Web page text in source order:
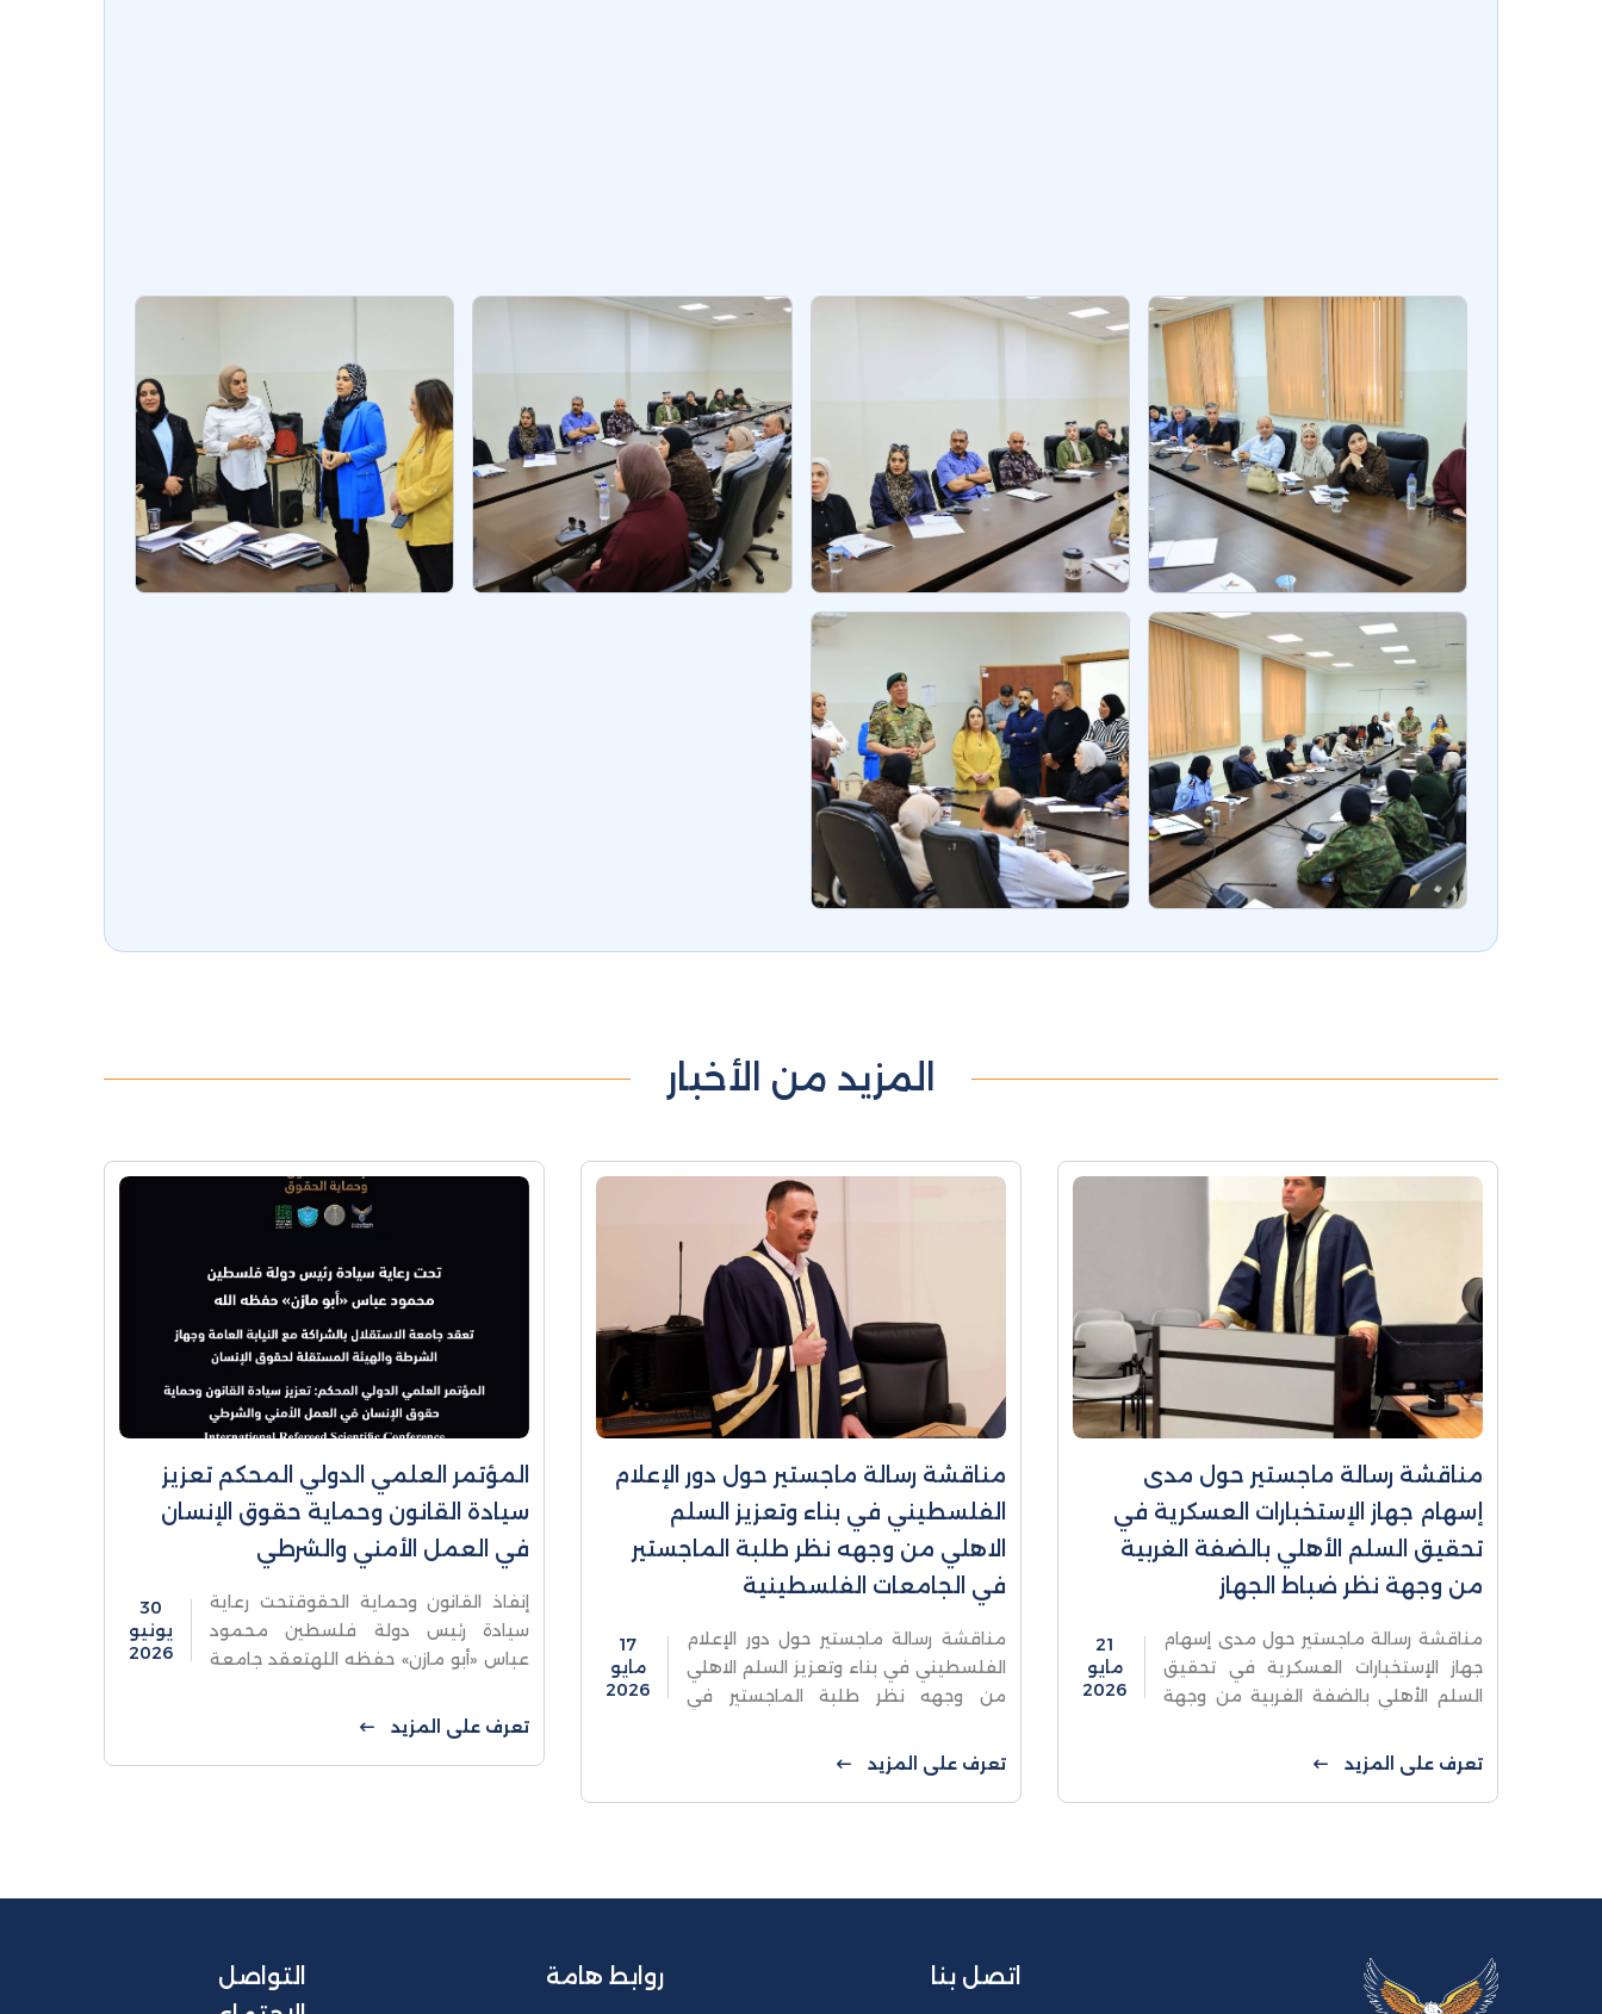
المزيد من الأخبار
مناقشة رسالة ماجستير حول مدى
إسهام جهاز الإستخبارات العسكرية في
تحقيق السلم الأهلي بالضفة الغربية
من وجهة نظر ضباط الجهاز
مناقشة رسالة ماجستير حول مدى إسهام
جهاز الإستخبارات العسكرية في تحقيق
السلم الأهلي بالضفة الغربية من وجهة
العليا والبحث العلمي في جامعة
الاستقلال اليوم السبت ...
21
مايو
2026
تعرف على المزيد
مناقشة رسالة ماجستير حول دور الإعلام
الفلسطيني في بناء وتعزيز السلم
الاهلي من وجهه نظر طلبة الماجستير
في الجامعات الفلسطينية
مناقشة رسالة ماجستير حول دور الإعلام
الفلسطيني في بناء وتعزيز السلم الاهلي
من وجهه نظر طلبة الماجستير في
الدراسات العليا والبحث العلمي في جامعة
الاستقلال يوم الأحد ...
17
مايو
2026
تعرف على المزيد
المؤتمر العلمي الدولي المحكم تعزيز
سيادة القانون وحماية حقوق الإنسان
في العمل الأمني والشرطي
إنفاذ القانون وحماية الحقوقتحت رعاية
سيادة رئيس دولة فلسطين محمود
عباس «أبو مازن» حفظه اللهتعقد جامعة
وجهاز الشرطة والهيئة المستقلة لحقوق
الإنسانالمؤتمر العلمي الدولي المحكم
تعزيز ...
30
يونيو
2026
تعرف على المزيد
اتصل بنا روابط هامة
التواصل